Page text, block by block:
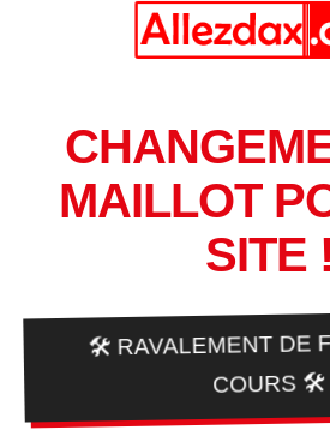
MAILLOT
SITE !
🛠️ RAVALEMENT DE
COURS 🛠️